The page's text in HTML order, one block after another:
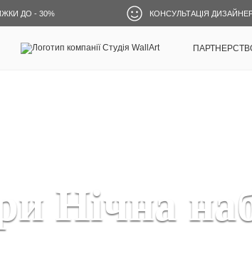
ДО - 30% КОНСУЛЬТАЦІЯ
Нічна